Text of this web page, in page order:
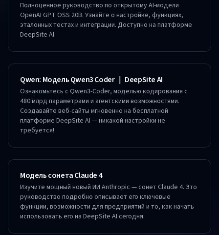
Полноценное руководство по открытому AI-модели
OpenAI GPT OSS 20B. Узнайте о настройке, функциях,
эталонных тестах и интеграции. Доступно на платформе
DeepSite AI.
Qwen: Модель Qwen3 Coder ｜ DeepSite AI
Ознакомьтесь с Qwen3-Coder, моделью кодирования с
480 млрд параметрами и агентскими возможностями.
Создавайте веб-сайты мгновенно на бесплатной
платформе DeepSite AI — никакой настройки не
требуется!
Модель сонета Claude 4
Изучите мощный новый ИИ Anthropic — сонет Claude 4. Это
руководство подробно описывает его ключевые
функции, возможности для предприятий и то, как начать
использовать его на DeepSite AI сегодня.